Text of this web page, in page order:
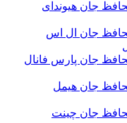
جان هیوندای
جان ال اس
جان پارس فانال
جان هیمل
جان چینت